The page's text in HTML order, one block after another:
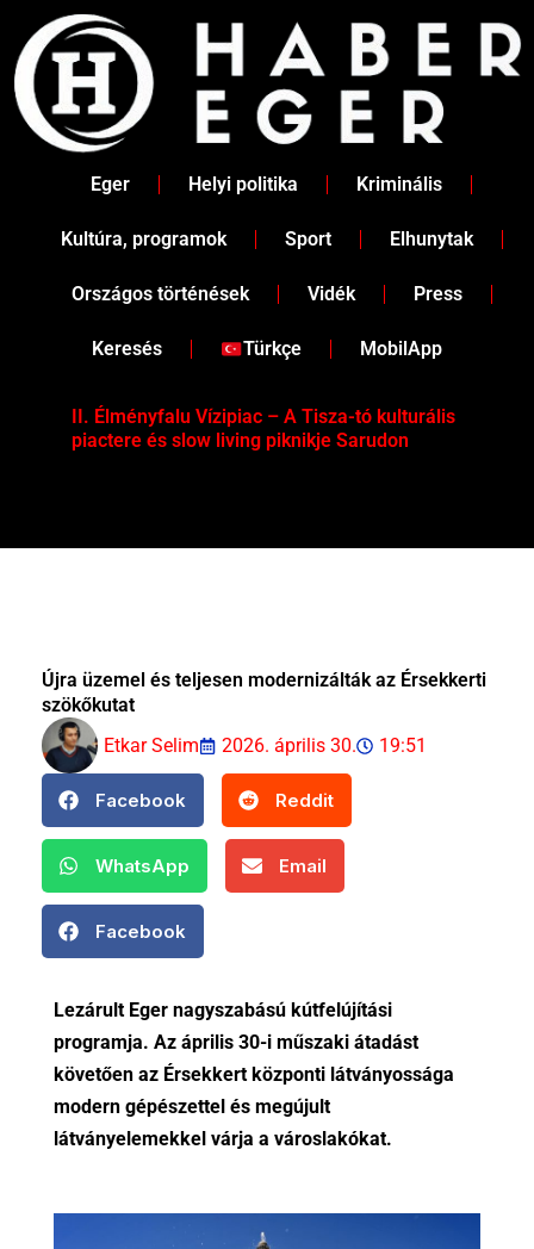
content
Eger Helyi politika Kriminális
Kultúra, programok Sport Elhunytak
Országos történések Vidék Press
Keresés Türkçe MobilApp
II. Élményfalu Vízipiac – A Tisza-tó kulturális
piactere és slow living piknikje Sarudon
Újra üzemel és teljesen modernizálták az Érsekkerti
szökőkutat
Etkar Selim
2026. április 30. 19:51
Facebook Reddit
WhatsApp Email
Facebook
Lezárult Eger nagyszabású kútfelújítási
programja. Az április 30-i műszaki átadást
követően az Érsekkert központi látványossága
modern gépészettel és megújult
látványelemekkel várja a városlakókat.